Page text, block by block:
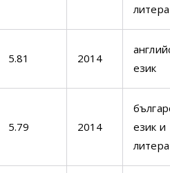
5.81 2014
език
5.79 2014
език и